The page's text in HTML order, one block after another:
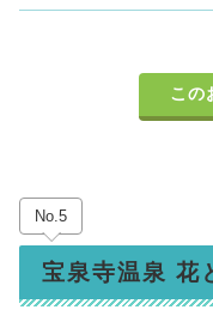
この
No.5
宝泉寺温泉 花